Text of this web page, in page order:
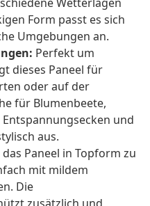
Form passt es sich
Umgebungen an.
Perfekt um
dieses Paneel für
oder auf der
für Blumenbeete,
und
aus.
das Paneel in Topform zu
mit mildem
Die